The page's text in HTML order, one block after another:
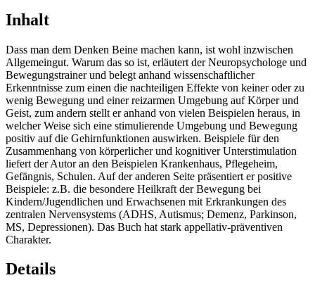
Inhalt
Dass man dem Denken Beine machen kann, ist wohl inzwischen
Allgemeingut. Warum das so ist, erläutert der Neuropsychologe und
Bewegungstrainer und belegt anhand wissenschaftlicher
Erkenntnisse zum einen die nachteiligen Effekte von keiner oder zu
wenig Bewegung und einer reizarmen Umgebung auf Körper und
Geist, zum andern stellt er anhand von vielen Beispielen heraus, in
welcher Weise sich eine stimulierende Umgebung und Bewegung
positiv auf die Gehirnfunktionen auswirken. Beispiele für den
Zusammenhang von körperlicher und kognitiver Unterstimulation
liefert der Autor an den Beispielen Krankenhaus, Pflegeheim,
Gefängnis, Schulen. Auf der anderen Seite präsentiert er positive
Beispiele: z.B. die besondere Heilkraft der Bewegung bei
Kindern/Jugendlichen und Erwachsenen mit Erkrankungen des
zentralen Nervensystems (ADHS, Autismus; Demenz, Parkinson,
MS, Depressionen). Das Buch hat stark appellativ-präventiven
Charakter.
Details